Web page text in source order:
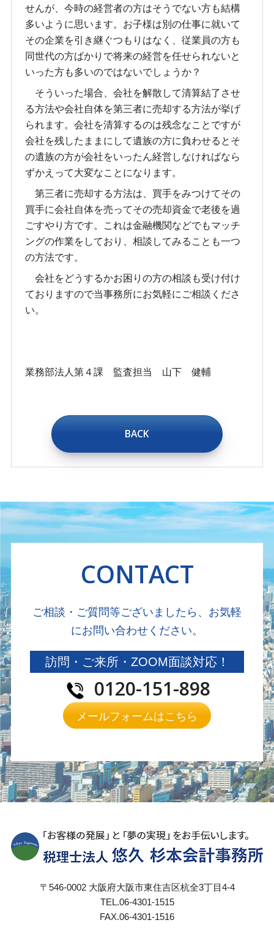
せんが、今時の経営者の方はそうでない方も結構
多いように思います。お子様は別の仕事に就いて
その企業を引き継ぐつもりはなく、従業員の方も
同世代の方ばかりで将来の経営を任せられないと
いった方も多いのではないでしょうか？
そういった場合、会社を解散して清算結了させ
る方法や会社自体を第三者に売却する方法が挙げ
られます。会社を清算するのは残念なことですが
会社を残したままにして遺族の方に負わせるとそ
の遺族の方が会社をいったん経営しなければなら
ずかえって大変なことになります。
第三者に売却する方法は、買手をみつけてその
買手に会社自体を売ってその売却資金で老後を過
ごすやり方です。これは金融機関などでもマッチ
ングの作業をしており、相談してみることも一つ
の方法です。
会社をどうするかお困りの方の相談も受け付け
ておりますので当事務所にお気軽にご相談くださ
い。
業務部法人第４課 監査担当 山下 健輔
BACK
CONTACT
ご相談・ご質問等ございましたら、お気軽
にお問い合わせください。
訪問・ご来所・ZOOM面談対応！
0120-151-898
メールフォームはこちら
〒546-0002 大阪府大阪市東住吉区杭全3丁目4-4
TEL.06-4301-1515
FAX.06-4301-1516